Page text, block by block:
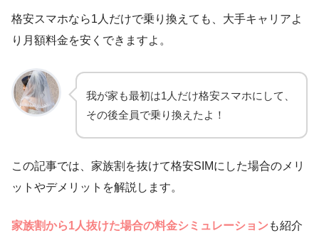
格安スマホなら1人だけで乗り換えても、大手キャリアよ
り月額料金を安くできますよ。
我が家も最初は1人だけ格安スマホにして、
その後全員で乗り換えたよ！
この記事では、家族割を抜けて格安SIMにした場合のメリ
ットやデメリットを解説します。
家族割から1人抜けた場合の料金シミュレーション も紹介